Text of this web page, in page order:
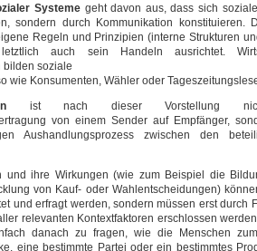
Systeme geht davon aus, dass sich
sondern durch Kommunikation konstituieren.
Regeln und Prinzipien (interne Strukturen
auch sein Handeln ausrichtet.
bilden soziale
wie Konsumenten, Wähler oder
ist nach dieser Vorstellung
von einem Sender auf Empfänger,
Aushandlungsprozess zwischen den
und ihre Wirkungen (wie zum Beispiel die
von Kauf- oder Wahlentscheidungen)
und erfragt werden, sondern müssen erst durch
relevanten Kontextfaktoren erschlossen
danach zu fragen, wie die Menschen
eine bestimmte Partei oder ein bestimmtes